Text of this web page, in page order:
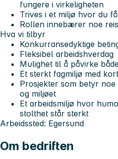
fungere i virkeligheten
Trives i et miljø hvor du
Rollen innebærer noe
Hva vi tilbyr
Konkurransedyktige
Fleksibel arbeidshverdag
Mulighet til å påvirke
Et sterkt fagmiljø med
Prosjekter som betyr
og miljøet
Et arbeidsmiljø hvor
stolthet står sterkt
Arbeidssted: Egersund
Om bedriften